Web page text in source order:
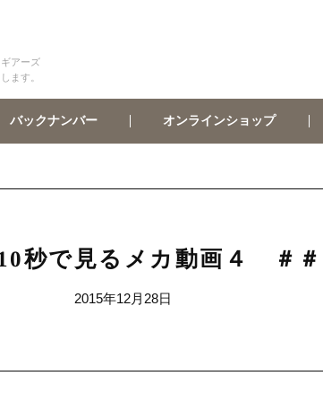
アーズ
ます。
バックナンバー オンラインショップ
秒で見るメカ動画４ ＃
2015年12月28日